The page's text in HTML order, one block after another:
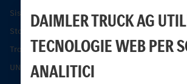
DAIMLER TRUCK AG
TECNOLOGIE WEB PER
ANALITICI
Sistemi di assistenza alla guida e di sicurezza
Storia dell’Unimog
Trovare un partner
UNI-TOUCH®